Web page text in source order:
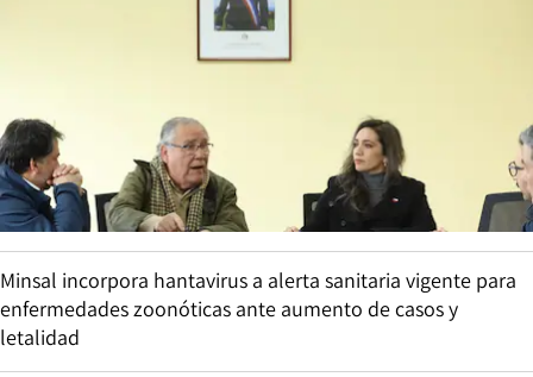
Minsal incorpora hantavirus a alerta sanitaria vigente para
enfermedades zoonóticas ante aumento de casos y
letalidad